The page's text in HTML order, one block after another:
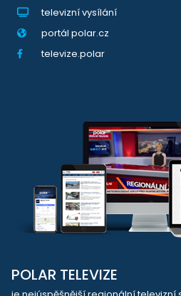
televizní vysílání
portál polar.cz
televize.polar
POLAR TELEVIZE